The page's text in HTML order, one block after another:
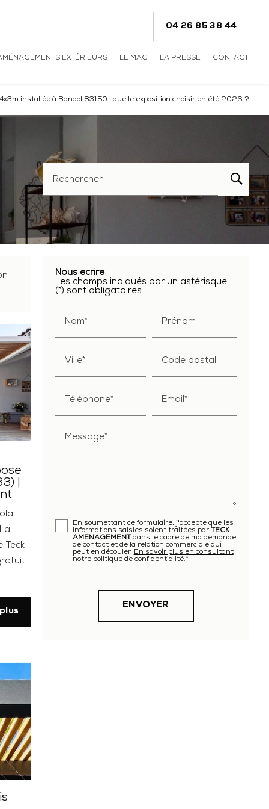
04 26 85 38 44
EXTÉRIEURS LE MAG LA PRESSE CONTACT
installée à Bandol 83150 : quelle exposition choisir en été 2026 ?
Rechercher
|
Teck
Nous écrire
Les champs indiqués par un astérisque
(*) sont obligatoires
Nom* Prénom
Ville* Code postal
Téléphone* Email*
Message*
En soumettant ce formulaire, j'accepte que les
informations saisies soient traitées par TECK
AMENAGEMENTdans le cadre de ma demande
de contact et de la relation commerciale qui
peut en découler. En savoir plus en consultant
notre politique de confidentialité.*